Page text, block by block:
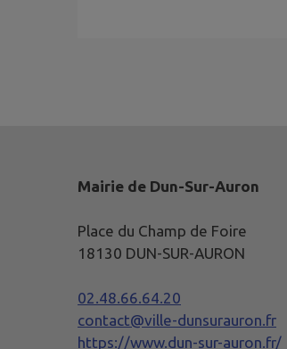
Mairie de Dun-Sur-Auron
Place du Champ de Foire
18130 DUN-SUR-AURON
02.48.66.64.20
contact@ville-dunsurauron.fr
https://www.dun-sur-auron.fr/